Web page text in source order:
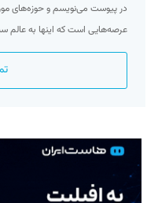
در پیوست می‌نویسم و حوزه‌‌های
عرصه‌هایی است که اینها به عالم